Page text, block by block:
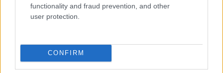
functionality and fraud prevention, and other
user protection.
CONFIRM
Ειδικότερα, όπως προέκυψε από την
συστήσει και ενταχθεί σε ομάδα – συμμορία
και επιδίωκαν με μεθοδευμένο και